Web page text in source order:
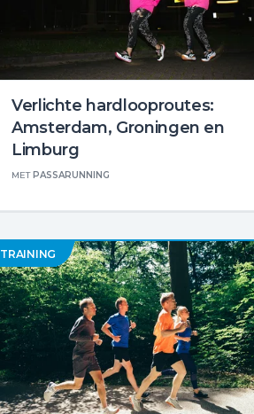
Verlichte hardlooproutes:
Amsterdam, Groningen en
Limburg
METPASSARUNNING
TRAINING